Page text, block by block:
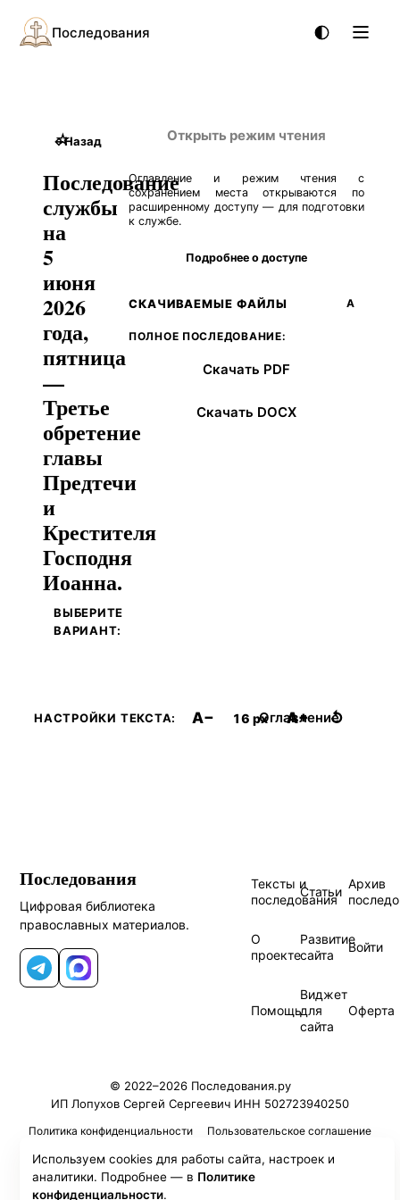
Последования
←Назад
☆
Последование
службы
на
5
июня
2026
года,
пятница
—
Третье
обретение
главы
Предтечи
и
Крестителя
Господня
Иоанна.
ВЫБЕРИТЕ
ВАРИАНТ:
Открыть режим чтения
Оглавление и режим чтения с
сохранением места открываются по
расширенному доступу — для подготовки
к службе.
Подробнее о доступе
СКАЧИВАЕМЫЕ ФАЙЛЫ А
ПОЛНОЕ ПОСЛЕДОВАНИЕ:
Скачать PDF
Скачать DOCX
НАСТРОЙКИ ТЕКСТА: A− 16 px A+ ↺
Оглавление
Последования
Цифровая библиотека
православных материалов.
Telegram
MAX
Тексты и
последования
Статьи
Архив
О
проекте
Развитие
сайта
Войти
Помощь
Виджет
для
сайта
Оферта
© 2022–2026 Последования.ру
ИП Лопухов Сергей Сергеевич ИНН 502723940250
Политика конфиденциальности Пользовательское соглашение
Используем cookies для работы сайта, настроек и
аналитики. Подробнее — в Политике
конфиденциальности.